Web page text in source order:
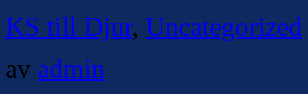
KS till Djur, Uncategorized
av admin